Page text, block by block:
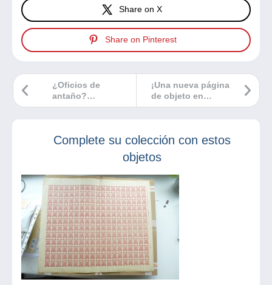
Share on X
Share on Pinterest
¡Una nueva página
de objeto en
Delcampe!
¿Oficios de
antaño?
Descúbrelos
Complete su colección con estos
objetos